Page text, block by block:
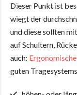
Dieser Punkt ist
wiegt der
und diese sollten
auf Schultern,
auch:
guten